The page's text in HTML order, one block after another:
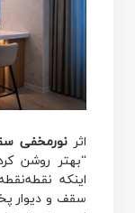
اثرنورمخفی
“بهتر روشن
اینکه
سقف و دیوار